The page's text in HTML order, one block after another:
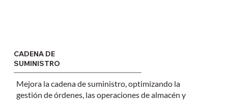
CADENA DE
SUMINISTRO
Mejora lacadena de suministro , optimizando la
gestión de órdenes , lasoperaciones de almacén y